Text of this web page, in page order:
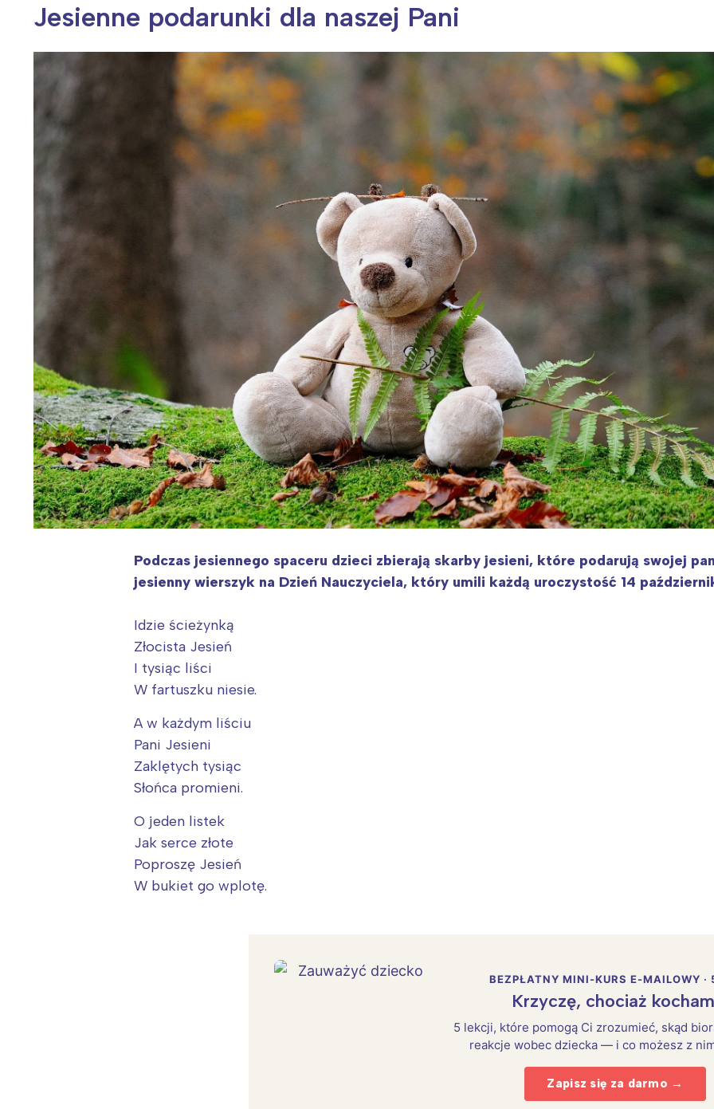
Wiosenny koncert ptaków na płocie Kwitnąca wiśnia i jej płatki Pszczoła i kwitnący ul
Jesienne podarunki dla naszej Pani
Podczas jesiennego spaceru dzieci zbierają skarby jesieni, które podarują swojej
jesienny wierszyk na Dzień Nauczyciela, który umili każdą uroczystość 14
Idzie ścieżynką
Złocista Jesień
I tysiąc liści
W fartuszku niesie.
A w każdym liściu
Pani Jesieni
Zaklętych tysiąc
Słońca promieni.
O jeden listek
Jak serce złote
Poproszę Jesień
W bukiet go wplotę.
BEZPŁATNY MINI-KURS E-MAILOWY ·
Krzyczę, chociaż
5 lekcji, które pomogą Ci zrozumieć, skąd
reakcje wobec dziecka — i co możesz z
Zapisz się za darmo →